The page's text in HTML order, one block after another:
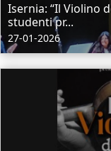
Isernia: “Il Violino
studenti pr...
27-01-2026